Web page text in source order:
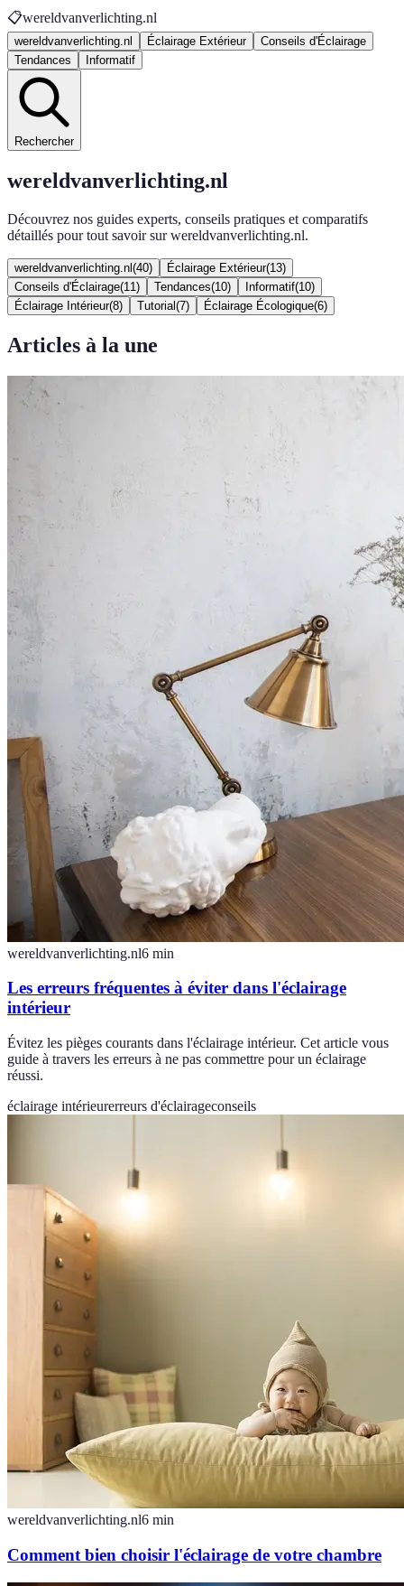
📋wereldvanverlichting.nl
wereldvanverlichting.nl Éclairage Extérieur
Conseils d'Éclairage
Tendances
Informatif
Rechercher
wereldvanverlichting.nl
Découvrez nos guides experts, conseils pratiques et comparatifs
détaillés pour tout savoir sur wereldvanverlichting.nl.
wereldvanverlichting.nl (40) Éclairage Extérieur(13)
Conseils d'Éclairage(11 ) Tendances(10) Informatif(10)
Éclairage Intérieur(8) Tutorial (7) Éclairage Écologique(6)
Articles à la une
wereldvanverlichting.nl6 min
Les erreurs fréquentes à éviter dans l'éclairage
intérieur
Évitez les pièges courants dans l'éclairage intérieur. Cet article vous
guide à travers les erreurs à ne pas commettre pour un éclairage
réussi.
éclairage intérieurerreurs d'éclairageconseils
wereldvanverlichting.nl6 min
Comment bien choisir l'éclairage de votre chambre